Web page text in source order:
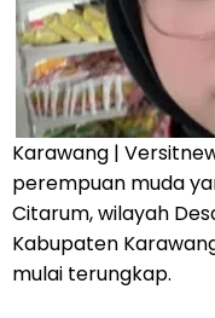
Karawang |
perempuan muda
Citarum, wilayah
Kabupaten
mulai terungkap.